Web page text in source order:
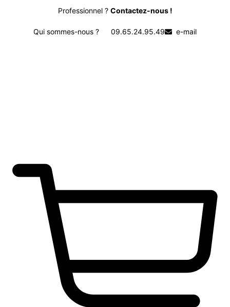
Professionnel ? Contactez-nous !
Qui sommes-nous ? 09.65.24.95.49 e-mail